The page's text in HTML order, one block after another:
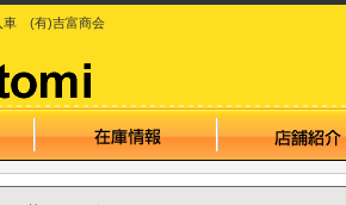
車 (有)吉富商会